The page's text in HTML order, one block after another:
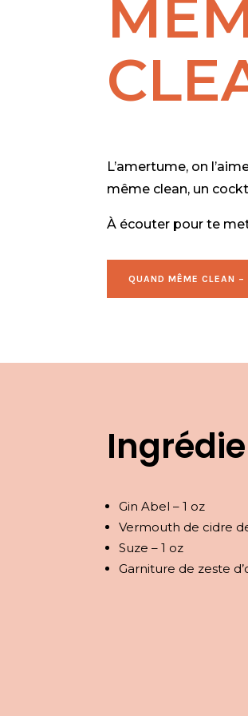
L’amertume, on
même clean, un
À écouter pour te
QUAND MÊME CLEAN –
Gin Abel – 1 oz
Vermouth de cidre
Suze – 1 oz
Garniture de zeste